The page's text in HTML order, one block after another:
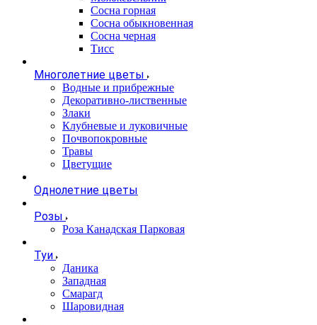
Сосна горная
Сосна обыкновенная
Сосна черная
Тисс
Многолетние цветы
Водные и прибрежные
Декоративно-лиственные
Злаки
Клубневые и луковичные
Почвопокровные
Травы
Цветущие
Однолетние цветы
Розы
Роза Канадская Парковая
Туи
Даника
Западная
Смарагд
Шаровидная